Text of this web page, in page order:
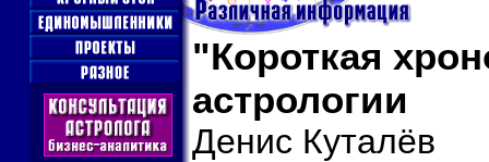
"Короткая
астрологии
Денис Куталёв